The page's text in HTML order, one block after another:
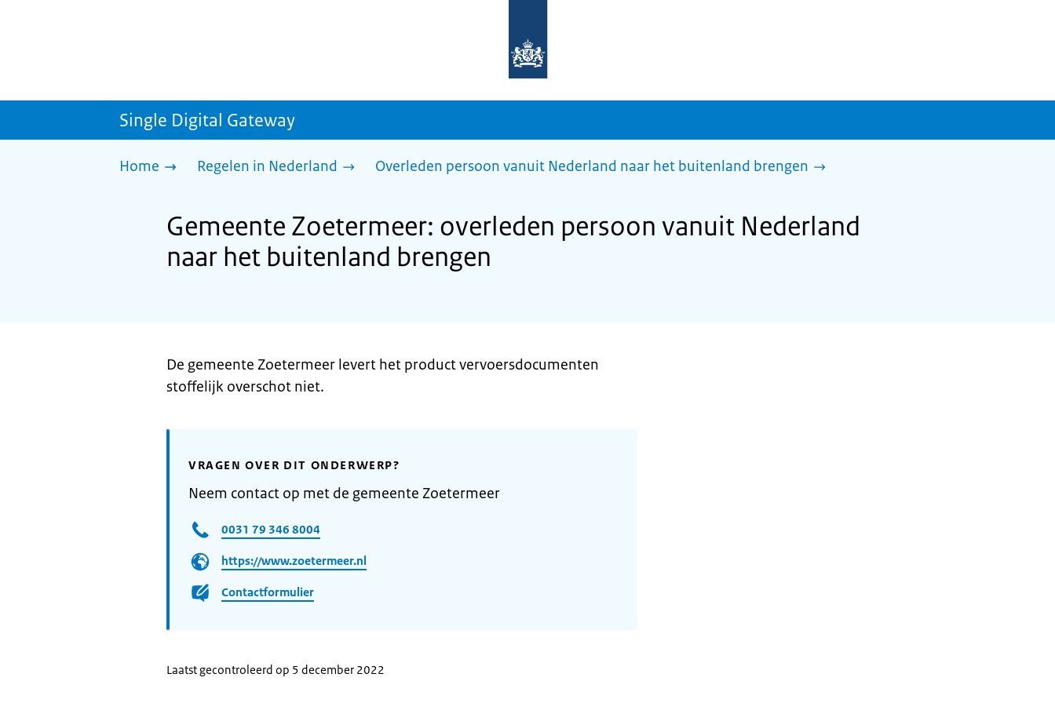
homepage
sdg.rijksoverheid.nl
Single Digital Gateway
Home Regelen in Nederland Overleden persoon vanuit Nederland naar het buitenland brengen
Gemeente Zoetermeer: overleden persoon vanuit Nederland
naar het buitenland brengen
De gemeente Zoetermeer levert het product vervoersdocumenten
stoffelijk overschot niet.
VRAGEN OVER DIT ONDERWERP?
Neem contact op met de gemeente Zoetermeer
0031 79 346 8004
https://www.zoetermeer.nl
Contactformulier
Laatst gecontroleerd op 5 december 2022